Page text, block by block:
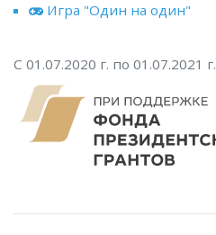
Игра "Один на один"
С 01.07.2020 г. по 01.07.2021 г.